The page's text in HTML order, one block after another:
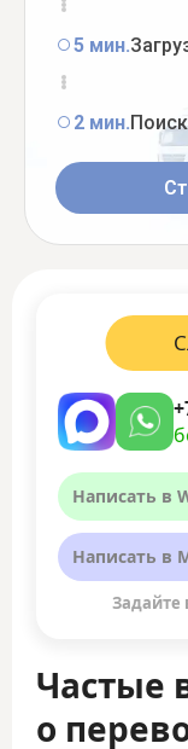
5 мин.
2 мин.
Частые
о
Написать в
Написать в
Задайте